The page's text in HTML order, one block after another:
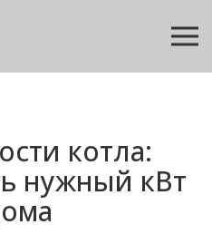
котла:
нужный кВт